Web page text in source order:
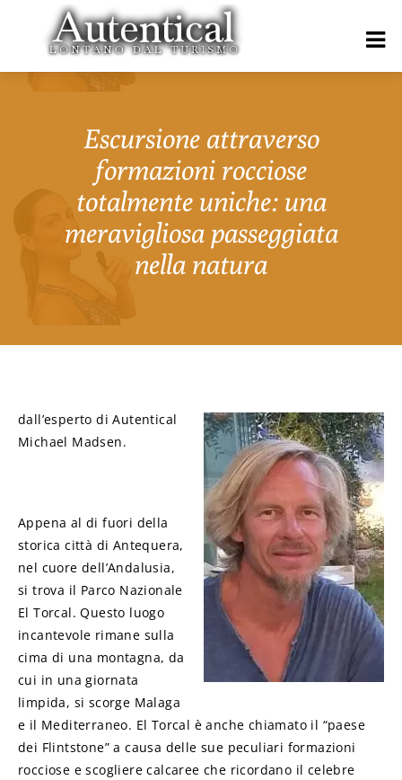
Escursione attraverso
formazioni rocciose
totalmente uniche: una
meravigliosa passeggiata
nella natura
dall’esperto di Autentical
Michael Madsen.
Appena al di fuori della
storica città di Antequera,
nel cuore dell’Andalusia,
si trova il Parco Nazionale
El Torcal. Questo luogo
incantevole rimane sulla
cima di una montagna, da
cui in una giornata
limpida, si scorge Malaga
e il Mediterraneo. El Torcal è anche chiamato il “paese
dei Flintstone” a causa delle sue peculiari formazioni
rocciose e scogliere calcaree che ricordano il celebre